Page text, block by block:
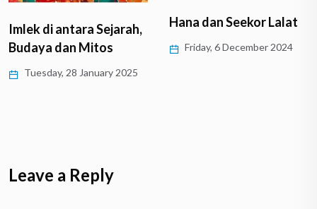
Hana dan Seekor Lalat
Friday, 6 December 2024
Jemari yang Mekar
Monday, 28 October 2024
Leave a Reply